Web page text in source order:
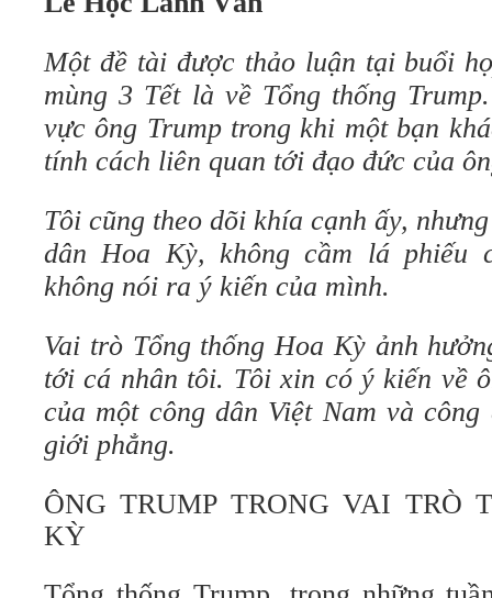
Một đề tài được thảo luận tại buổi
mùng 3 Tết là về Tổng thống
vực ông Trump trong khi một bạn
tính cách liên quan tới đạo đức của
Tôi cũng theo dõi khía cạnh ấy,
dân Hoa Kỳ, không cầm lá phiếu
không nói ra ý kiến của mình.
Vai trò Tổng thống Hoa Kỳ ảnh
tới cá nhân tôi. Tôi xin có ý kiến về
của một công dân Việt Nam và
giới phẳng.
ÔNG TRUMP TRONG VAI TRÒ
KỲ